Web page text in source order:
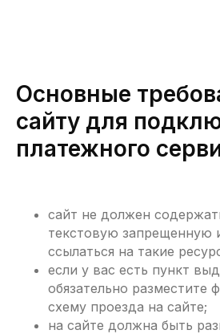
Основные
сайту для
платежного
сайт не должен
текстовую запрещенную
ссылаться на такие
если у вас есть пункт
обязательно разместите
схему проезда на сайте;
на сайте должна быть